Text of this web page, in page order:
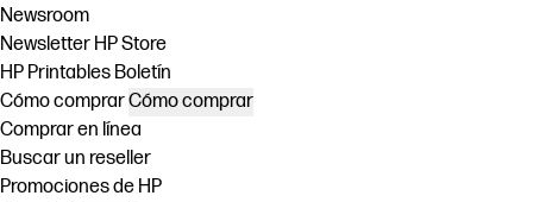
Newsroom
Newsletter HP Store
HP Printables Boletín
Cómo comprarCómo comprar
Comprar en línea
Buscar un reseller
Promociones de HP